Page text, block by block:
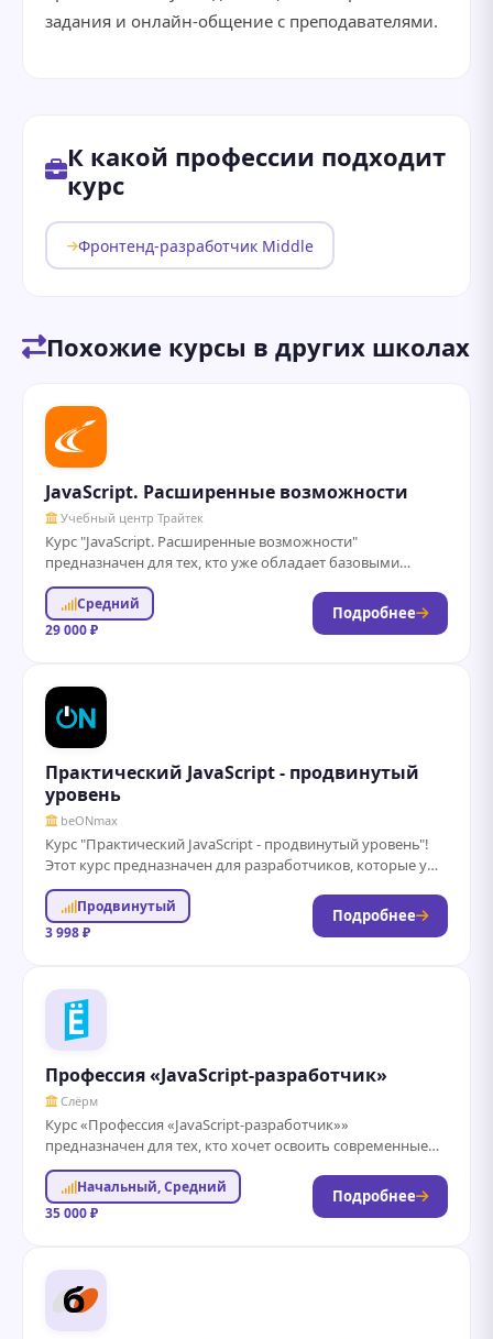
задания и онлайн-общение с преподавателями.
К какой профессии подходит
курс
Фронтенд-разработчик Middle
Похожие курсы в других школах
JavaScript. Расширенные возможности
Учебный центр Трайтек
Курс "JavaScript. Расширенные возможности"
предназначен для тех, кто уже обладает базовыми
знаниями языка и хочет углубить свои навыки. В
рамках...
Средний
29 000 ₽
Подробнее
Практический JavaScript - продвинутый
уровень
beONmax
Курс "Практический JavaScript - продвинутый уровень"!
Этот курс предназначен для разработчиков, которые уже
имеют базовые знания JavaScript и хотят углубить...
Продвинутый
3 998 ₽
Подробнее
Профессия «JavaScript-разработчик»
Слёрм
Курс «Профессия «JavaScript-разработчик»»
предназначен для тех, кто хочет освоить современные
технологии веб-разработки и стать востребованным
специалистом в области программирования. В...
Начальный, Средний
35 000 ₽
Подробнее